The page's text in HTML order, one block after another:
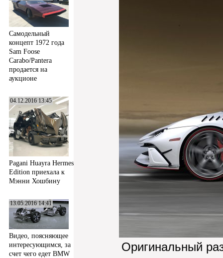
Самодельный
концепт 1972 года
Sam Foose
Carabo/Pantera
продается на
аукционе
04.12.2016 13:45
Pagani Huayra Hermes
Edition приехала к
Мэнни Хошбину
13.05.2016 14:41
Видео, поясняющее
интересующимся, за
счет чего едет BMW
Оригинальный